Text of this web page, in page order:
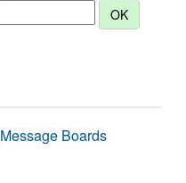
Message Boards